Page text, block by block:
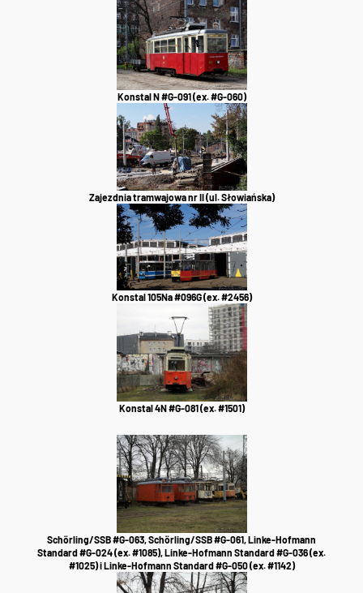
Konstal N #G-091 (ex. #G-060)
Zajezdnia tramwajowa nr II (ul. Słowiańska)
Konstal 105Na #096G (ex. #2456)
Konstal 4N #G-081 (ex. #1501)
Schörling/SSB #G-063, Schörling/SSB #G-061, Linke-Hofmann
Standard #G-024 (ex. #1085), Linke-Hofmann Standard #G-036 (ex.
#1025) i Linke-Hofmann Standard #G-050 (ex. #1142)